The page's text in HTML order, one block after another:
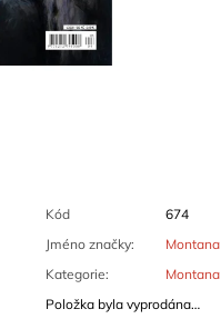
Kód
674
Jméno značky:
Montana
Kategorie:
Montana
Položka byla vyprodána…